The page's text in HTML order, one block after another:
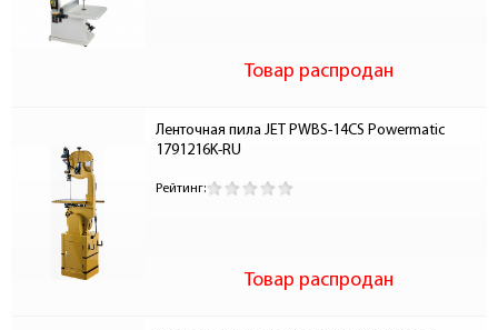
Товар распродан
Ленточная пила JET PWBS-14CS Powermatic
1791216K-RU
Рейтинг:
Товар распродан